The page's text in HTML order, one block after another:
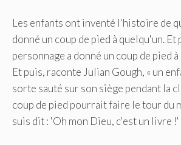
Les enfants ont inventé l'histoire de
donné un coup de pied à quelqu'un. Et
personnage a donné un coup de pied
Et puis, raconte Julian Gough, « un
sorte sauté sur son siège pendant la
coup de pied pourrait faire le tour du
suis dit : 'Oh mon Dieu, c'est un livre !'